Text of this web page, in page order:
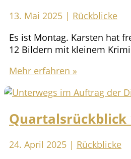
Business,
und
Hängematte
13. Mai 2025 | Rückblicke
Es ist Montag. Karsten hat
12 Bildern mit kleinem
12-
12
Mai
Jäger
Mehr erfahren »
Quartalsrückblick
24. April 2025 | Rückblicke